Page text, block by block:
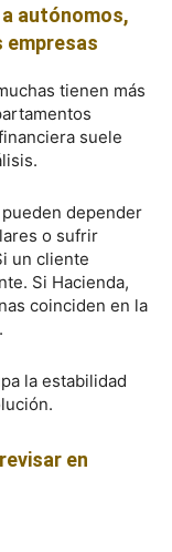
autónomos,
empresas
tienen más
suele
depender
o sufrir
un cliente
Si Hacienda,
coinciden en la
la estabilidad
en